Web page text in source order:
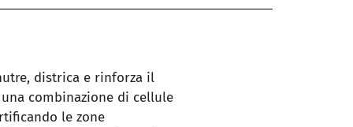
districa e rinforza il
combinazione di cellule
le zone